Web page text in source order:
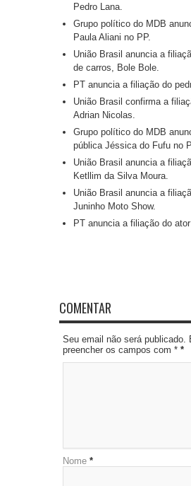
Pedro Lana.
Grupo político do MDB
Paula Aliani no PP.
União Brasil anuncia a
de carros, Bole Bole.
PT anuncia a filiação do
União Brasil confirma a
Adrian Nicolas.
Grupo político do MDB
pública Jéssica do Fufu no
União Brasil anuncia a
Ketllim da Silva Moura.
União Brasil anuncia a
Juninho Moto Show.
PT anuncia a filiação do
COMENTAR
Seu email não será publicado.
preencher os campos com * *
Nome *